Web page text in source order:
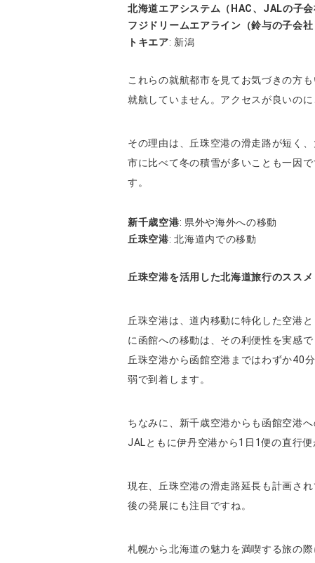
北海道エアシステム（ HAC、 JALの子会
フジドリームエアライン（鈴与の子会社
トキエア: 新潟
これらの就航都市を見てお気づきの方
就航していません。アクセスが良いの
その理由は、丘珠空港の滑走路が短く
市に比べて冬の積雪が多いことも一因
す。
新千歳空港: 県外や海外への移動
丘珠空港: 北海道内での移動
丘珠空港を活用した北海道旅行のススメ
丘珠空港は、道内移動に特化した空港
に函館への移動は、その利便性を実感
丘珠空港から函館空港まではわずか40
弱で到着します。
ちなみに、新千歳空港からも函館空港
JALともに伊丹空港から1日1便の直行便
現在、丘珠空港の滑走路延長も計画さ
後の発展にも注目ですね。
札幌から北海道の魅力を満喫する旅の